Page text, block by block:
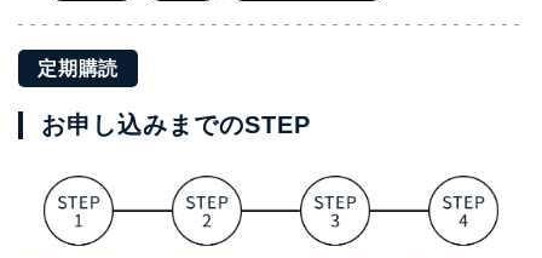
定期購読
お申し込みまでのSTEP